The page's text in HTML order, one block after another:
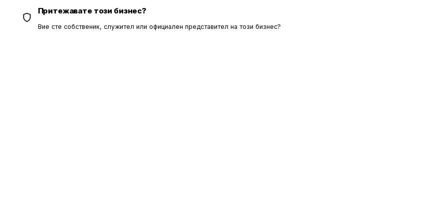
Притежавате този бизнес?
Вие сте собственик, служител или официален представител на този бизнес?